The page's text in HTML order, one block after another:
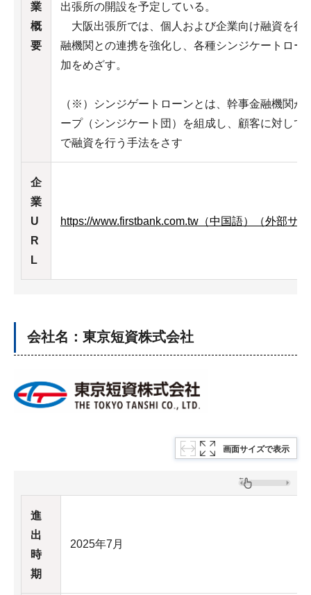
業
概
要
出張所の開設を予定している。
大阪出張所では、個人および企業向け融資を行
融機関との連携を強化し、各種シンジケートロ
加をめざす。
（※）シンジゲートローンとは、幹事金融機関が
ープ（シンジケート団）を組成し、顧客に対して
で融資を行う手法をさす
企
業
U
R
L
https://www.firstbank.com.tw（中国語）（外部サ
会社名：東京短資株式会社
画面サイズで表示
進
出
時
期
2025年7月